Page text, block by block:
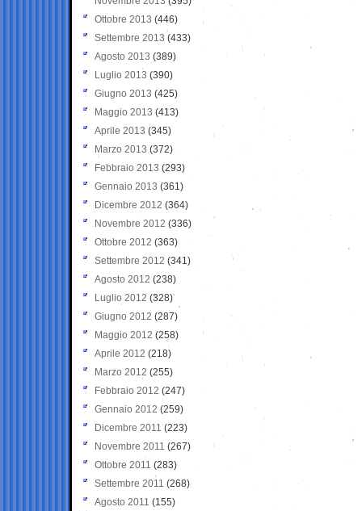
Ottobre 2013 (446)
Settembre 2013 (433)
Agosto 2013 (389)
Luglio 2013 (390)
Giugno 2013 (425)
Maggio 2013 (413)
Aprile 2013 (345)
Marzo 2013 (372)
Febbraio 2013 (293)
Gennaio 2013 (361)
Dicembre 2012 (364)
Novembre 2012 (336)
Ottobre 2012 (363)
Settembre 2012 (341)
Agosto 2012 (238)
Luglio 2012 (328)
Giugno 2012 (287)
Maggio 2012 (258)
Aprile 2012 (218)
Marzo 2012 (255)
Febbraio 2012 (247)
Gennaio 2012 (259)
Dicembre 2011 (223)
Novembre 2011 (267)
Ottobre 2011 (283)
Settembre 2011 (268)
Agosto 2011 (155)